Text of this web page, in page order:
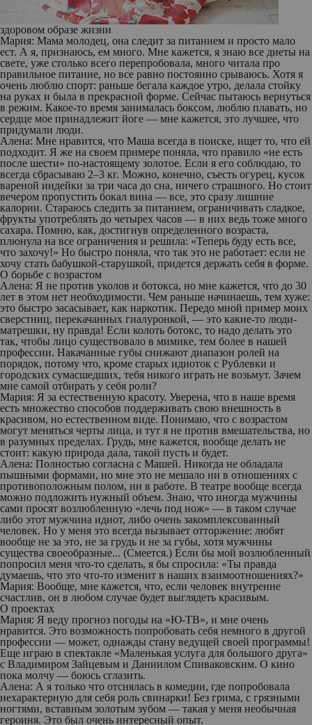
здоровом образе жизни
Мария: Мама молодец, она следит за питанием и просто мало
ест. А я, признаюсь, ем много. Мне кажется, я знаю все диеты на
свете, уже столько всего перепробовала, много читала про
правильное питание, но все равно постоянно срываюсь. Хотя я
очень люблю спорт: раньше бегала каждое утро, делала стойку
на руках и была в прекрасной форме. Сейчас пытаюсь вернуться
в режим. Какое-то время занималась боксом, люблю плавать, но
сердце мое принадлежит йоге — мне кажется, это лучшее, что
придумали люди.
Алена: Мне нравится, что Маша всегда в поиске, ищет то, что ей
подходит. Я же на своем примере поняла, что правило «не есть
после шести» по-настоящему золотое. Если я его соблюдаю, то
всегда сбрасываю 2–3 кг. Можно, конечно, съесть огурец, кусок
вареной индейки за три часа до сна, ничего страшного. Но стоит
вечером пропустить бокал вина — все, это сразу лишние
калории. Стараюсь следить за питанием, ограничивать сладкое,
фрукты употреблять до четырех часов — в них ведь тоже много
сахара. Помню, как, достигнув определенного возраста,
плюнула на все ограничения и решила: «Теперь буду есть все,
что захочу!» Но быстро поняла, что так это не работает: если не
хочу стать бабушкой-старушкой, придется держать себя в форме.
О борьбе с возрастом
Алена: Я не против уколов и ботокса, но мне кажется, что до 30
лет в этом нет необходимости. Чем раньше начинаешь, тем хуже:
это быстро засасывает, как наркотик. Передо мной пример моих
сверстниц, перекачанных гиалуронкой, — это какие-то люди-
матрешки, ну правда! Если колоть ботокс, то надо делать это
так, чтобы лицо существовало в мимике, тем более в нашей
профессии. Накачанные губы снижают диапазон ролей на
порядок, потому что, кроме старых идиоток с Рублевки и
городских сумасшедших, тебя никого играть не возьмут. Зачем
мне самой отбирать у себя роли?
Мария: Я за естественную красоту. Уверена, что в наше время
есть множество способов поддерживать свою внешность в
красивом, но естественном виде. Понимаю, что с возрастом
могут меняться черты лица, и тут я не против вмешательства, но
в ­разумных пределах. Грудь, мне кажется, вообще делать не
стоит: какую природа дала, такой пусть и будет.
Алена: Полностью согласна с Машей. Никогда не обладала
пышными формами, но мне это не мешало ни в отношениях с
противоположным полом, ни в работе. В театре вообще всегда
можно подложить нужный объем. Знаю, что иногда мужчины
сами просят возлюбленную «лечь под нож» — в таком случае
либо этот мужчина идиот, либо очень закомплексованный
человек. Но у меня это всегда вызывает отторжение: любят
вообще не за это, не за грудь и не за губы, хотя мужчины
существа своеобразные... (Смеется.) Если бы мой возлюбленный
попросил меня что-то сделать, я бы спросила: «Ты правда
думаешь, что это что-то изменит в наших взаимоотношениях?»
Мария: Вообще, мне кажется, что, если человек внутренне
счастлив, он в любом случае будет выглядеть красивым.
О проектах
Мария: Я веду прогноз погоды на «Ю-ТВ», и мне очень
нравится. Это возможность попробовать себя немного в другой
профессии — может, однажды стану ведущей своей программы!
Еще играю в спектакле «Маленькая услуга для большого друга»
с Владимиром Зайцевым и Даниилом Спиваковским. О кино
пока молчу — боюсь сглазить.
Алена: А я только что отснялась в комедии, где попробовала
нехарактерную для себя роль свинарки! Без грима, с грязными
ногтями, вставным золотым зубом — такая у меня необычная
героиня. Это был очень интересный опыт.